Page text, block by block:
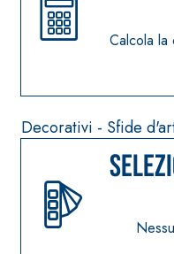
Calcola la
Decorativi - Sfide
fibrorinforzata,
passivazione,
riparazione,
in calcestruzzo
Sistema ISOLAMENTO
TERMICO
COLLANTI E